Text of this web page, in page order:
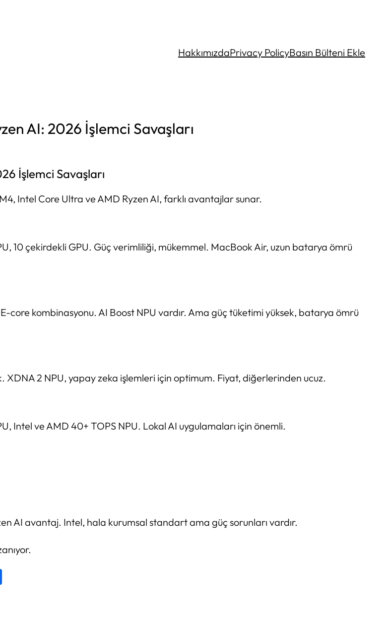
HakkımızdaPrivacy PolicyBasın Bülteni Ekle
AI: 2026 İşlemci Savaşları
İşlemci Savaşları
Intel Core Ultra ve AMD Ryzen AI, farklı avantajlar sunar.
10 çekirdekli GPU. Güç verimliliği, mükemmel. MacBook Air, uzun batarya ömrü
core kombinasyonu. AI Boost NPU vardır. Ama güç tüketimi yüksek, batarya ömrü
XDNA 2 NPU, yapay zeka işlemleri için optimum. Fiyat, diğerlerinden ucuz.
Intel ve AMD 40+ TOPS NPU. Lokal AI uygulamaları için önemli.
AI avantaj. Intel, hala kurumsal standart ama güç sorunları vardır.